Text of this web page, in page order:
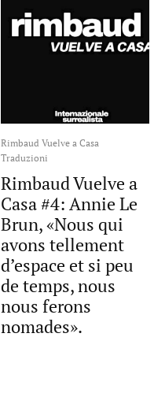
Rimbaud Vuelve a Casa
Traduzioni
Rimbaud Vuelve a
Casa #4: Annie Le
Brun, «Nous qui
avons tellement
d’espace et si peu
de temps, nous
nous ferons
nomades».